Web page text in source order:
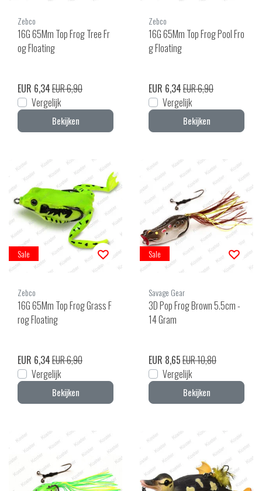
Zebco
16G 65Mm Top Frog Tree Fr
og Floating
EUR 6,34EUR 6,90
Vergelijk
Bekijken
Zebco
16G 65Mm Top Frog Pool Fro
g Floating
EUR 6,34EUR 6,90
Vergelijk
Bekijken
Sale
Zebco
16G 65Mm Top Frog Grass F
rog Floating
EUR 6,34EUR 6,90
Vergelijk
Bekijken
Sale
Savage Gear
3D Pop Frog Brown 5.5cm -
14 Gram
EUR 8,65EUR 10,80
Vergelijk
Bekijken